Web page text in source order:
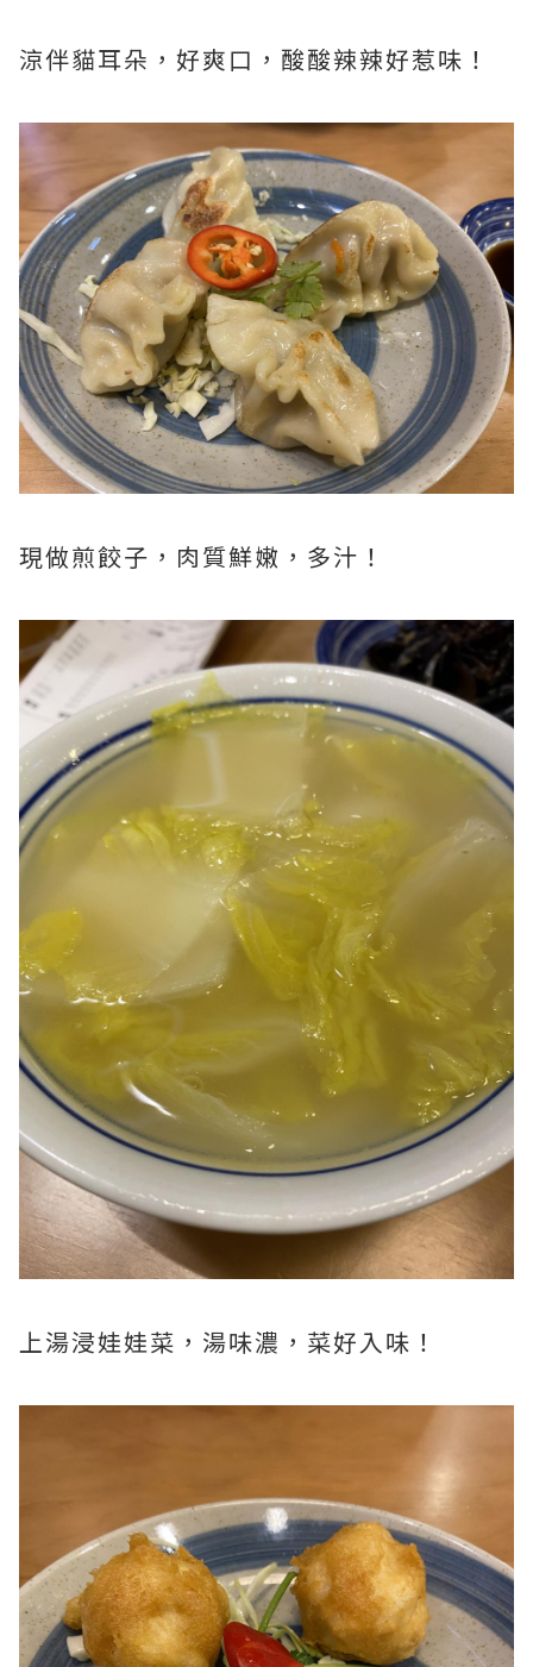
涼伴貓耳朵，好爽口，酸酸辣辣好惹味！
現做煎餃子，肉質鮮嫩，多汁！
上湯浸娃娃菜，湯味濃，菜好入味！